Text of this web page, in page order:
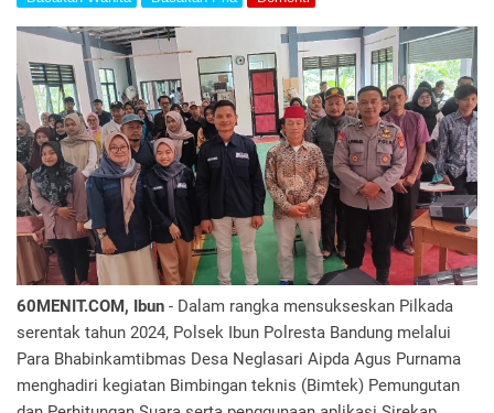
60MENIT.COM, Ibun - Dalam rangka mensukseskan Pilkada
serentak tahun 2024, Polsek Ibun Polresta Bandung melalui
Para Bhabinkamtibmas Desa Neglasari Aipda Agus Purnama
menghadiri kegiatan Bimbingan teknis (Bimtek) Pemungutan